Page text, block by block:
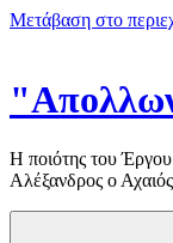
Μετάβαση στο
Η ποιότης του
Αλέξανδρος ο Αχαιός